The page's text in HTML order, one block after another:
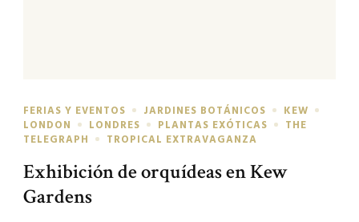
FERIAS Y EVENTOS JARDINES BOTÁNICOS
KEW
LONDON
LONDRES PLANTAS EXÓTICAS
THE
TELEGRAPH
TROPICAL EXTRAVAGANZA
Exhibición de orquídeas en Kew
Gardens